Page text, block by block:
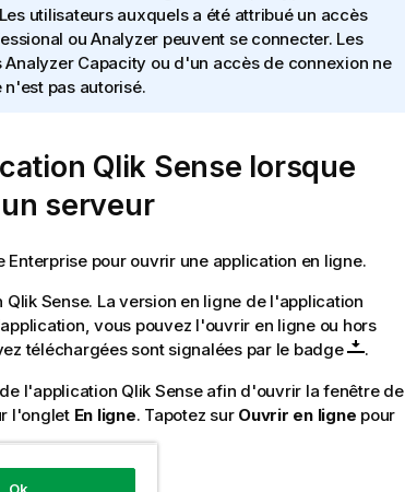
utilisateurs auxquels a été attribué un accès
ou Analyzer peuvent se connecter. Les
Capacity ou d'un accès de connexion ne
pas autorisé.
Qlik Sense lorsque
serveur
Enterprisepour ouvrir une application en ligne.
Qlik Sense. La version en ligne de l'application
vous pouvez l'ouvrir en ligne ou hors
téléchargées sont signalées par le badge
.
l'application Qlik Senseafin d'ouvrir la fenêtre de
l'onglet En ligne. Tapotez sur Ouvrir en ligne pour